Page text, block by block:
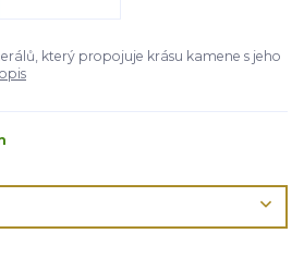
který propojuje krásu kamene s jeho